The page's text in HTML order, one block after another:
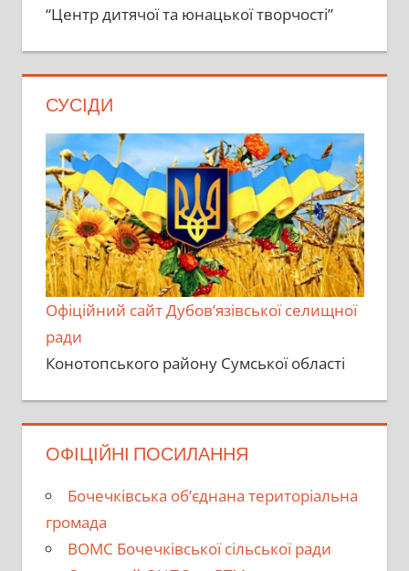
“Центр дитячої та юнацької творчості”
СУСІДИ
Офіційний сайт Дубов’язівської селищної
ради
Конотопського району Сумської області
ОФІЦІЙНІ ПОСИЛАННЯ
Бочечківська об’єднана територіальна
громада
ВОМС Бочечківської сільської ради